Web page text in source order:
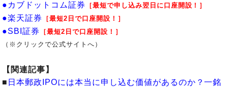
●カブドットコム証券
［最短で申し込み翌日に口座開設！］
●楽天証券 ［最短2日で口座開設！］
●SBI証券
［最短2日で口座開設！］
（※クリックで公式サイトへ）
【関連記事】
■ 日本郵政IPOには本当に申し込む価値があるのか？一銘